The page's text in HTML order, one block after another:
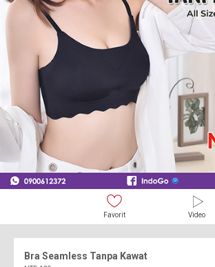
Favorit Video
Bra Seamless Tanpa Kawat